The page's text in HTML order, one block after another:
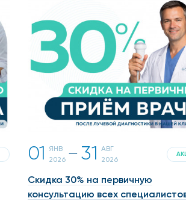
01
ЯНВ
2026 一 31 АВГ
2026
Скидка 30% на первичную
консультацию всех